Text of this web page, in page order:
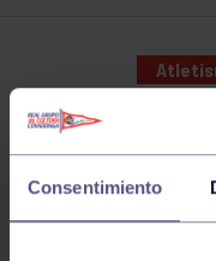
Consentimiento